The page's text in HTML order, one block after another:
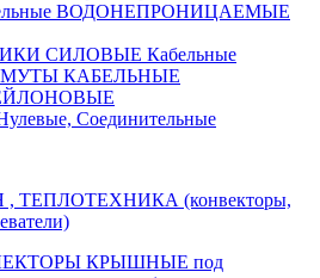
ВОДОНЕПРОНИЦАЕМЫЕ
СИЛОВЫЕ Кабельные
КАБЕЛЬНЫЕ
Соединительные
ТЕПЛОТЕХНИКА (конвекторы,
КРЫШНЫЕ под